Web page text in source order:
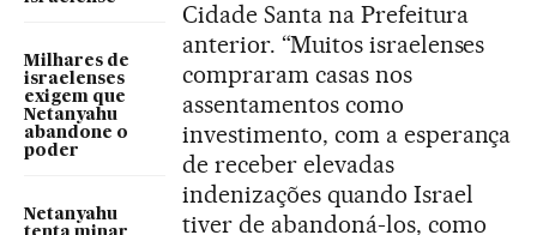
Milhares de
israelenses
exigem que
Netanyahu
abandone o
poder
Netanyahu
Cidade Santa na Prefeitura
anterior. “Muitos israelenses
compraram casas nos
assentamentos como
investimento, com a esperança
de receber elevadas
indenizações quando Israel
tiver de abandoná-los, como